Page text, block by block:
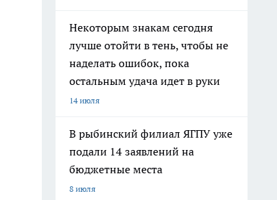
Некоторым знакам сегодня
лучше отойти в тень, чтобы не
наделать ошибок, пока
остальным удача идет в руки
14 июля
В рыбинский филиал ЯГПУ уже
подали 14 заявлений на
бюджетные места
8 июля